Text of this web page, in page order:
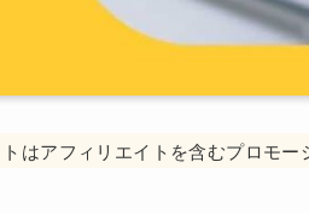
はアフィリエイトを含むプロモー